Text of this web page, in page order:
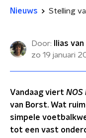
Nieuws
Door:
Ilias
zo 19 januari
Vandaag viert NOS
van Borst. Wat
simpele
tot een vast